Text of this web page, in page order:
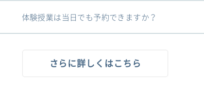
体験授業は当日でも予約できますか？
さらに詳しくはこちら